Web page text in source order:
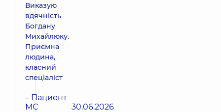
Виказую
вдячність
Богдану
Михайлюку.
Приємна
людина,
класний
спеціаліст
– Пациент
МС
30.06.2026